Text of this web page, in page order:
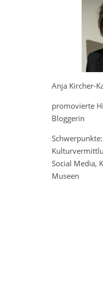
Anja Kircher-
promovierte
Bloggerin
Schwerpunkte:
Social Media,
Museen